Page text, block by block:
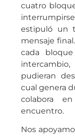
cuatro
estipuló un
mensaje
cada
pudieran
cual genera
colabora
encuentro.
Nos